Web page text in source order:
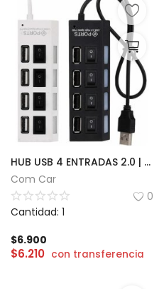
HUB USB 4 ENTRADAS 2.0 | HI-SPEED
Com Car
0
Cantidad: 1
$6.900
$6.210 con transferencia